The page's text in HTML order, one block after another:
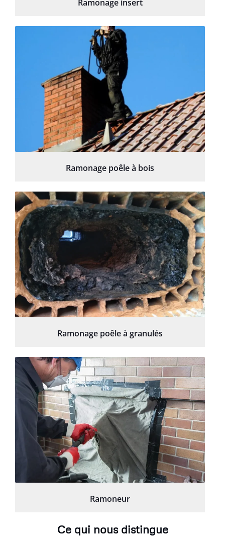
Ramonage insert
Ramonage poêle à bois
Ramonage poêle à granulés
Ramoneur
Ce qui nous distingue